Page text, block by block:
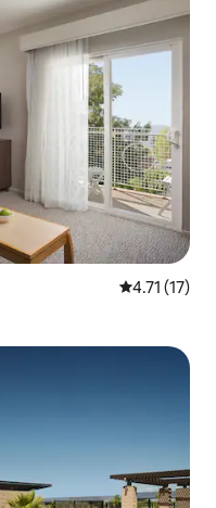
レビュー17
4.71 (17)